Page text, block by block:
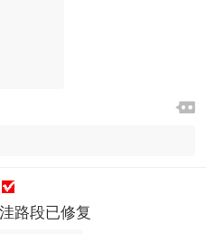


路段已修复